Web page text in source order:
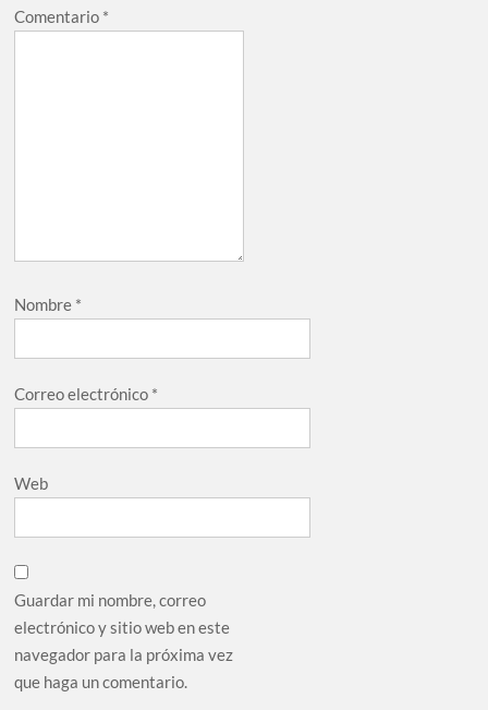
Comentario *
Nombre *
Correo electrónico *
Web
Guardar mi nombre, correo
electrónico y sitio web en este
navegador para la próxima vez
que haga un comentario.